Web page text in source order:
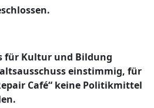
für Kultur und Bildung
einstimmig, für
Café“ keine Politikmittel